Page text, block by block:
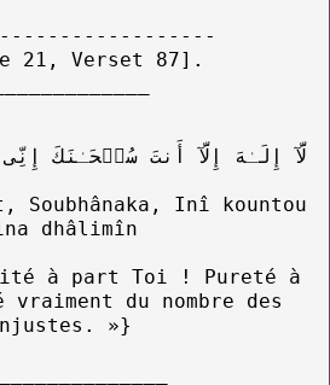
21, Verset 87].
لَّآ إِلَـٰهَ إِلَّآ أَنتَ سُبۡحَـٰنَكَ
Inî kountou
dhâlimîn
à part Toi ! Pureté à
du nombre des
»}